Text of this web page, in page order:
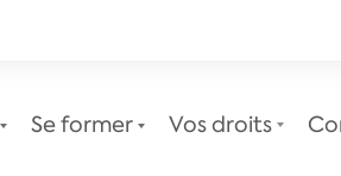
Se former Vos droits